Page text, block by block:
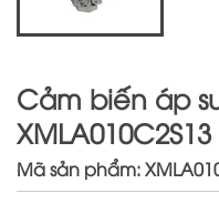
Cảm biến áp
XMLA010C2S13
Mã sản phẩm: